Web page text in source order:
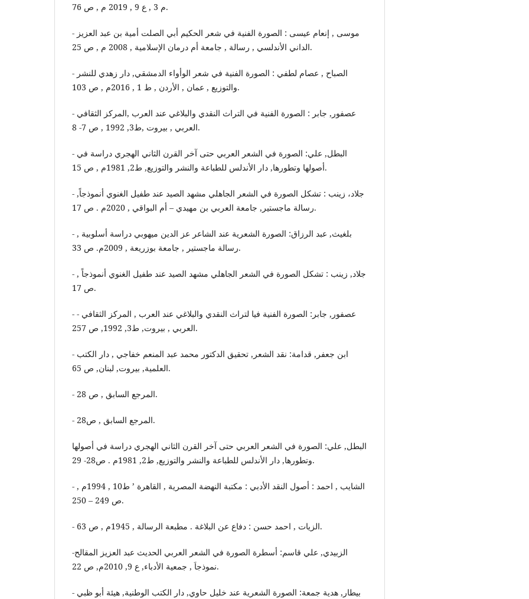
م 3 , ع 9 , 2019 م , ص 76.
- موسى , إنعام عيسى : الصورة الفنية في شعر الحكيم أبي الصلت أمية بن عبد العزيز
الداني الأندلسي , رسالة , جامعة أم درمان الإسلامية , 2008 م , ص 25.
- الصباح , عصام لطفي : الصورة الفنية في شعر الوأواء الدمشقي, دار زهدي للنشر
والتوزيع , عمان , الأردن , ط 1 , 2016م , ص 103.
- عصفور, جابر : الصورة الفنية في التراث النقدي والبلاغي عند العرب ,المركز الثقافي
العربي , بيروت ,ط3, 1992 , ص 7- 8.
- البطل, علي: الصورة في الشعر العربي حتى آخر القرن الثاني الهجري دراسة في
أصولها وتطورها, دار الأندلس للطباعة والنشر والتوزيع, ط2, 1981م , ص 15.
- جلاد، زينب : تشكل الصورة في الشعر الجاهلي مشهد الصيد عند طفيل الغنوي أنموذجاً,
رسالة ماجستير, جامعة العربي بن مهيدي – أم البواقي , 2020م . ص 17.
- بلغيث, عبد الرزاق: الصورة الشعرية عند الشاعر عز الدين ميهوبي دراسة أسلوبية ,
رسالة ماجستير , جامعة بوزريعة , 2009م. ص 33.
- جلاد, زينب : تشكل الصورة في الشعر الجاهلي مشهد الصيد عند طفيل الغنوي أنموذجاً ,
ص 17.
- - عصفور, جابر: الصورة الفنية فيا لتراث النقدي والبلاغي عند العرب , المركز الثقافي
العربي , بيروت, ط3, 1992, ص 257.
- ابن جعفر, قدامة: نقد الشعر, تحقيق الدكتور محمد عبد المنعم خفاجي , دار الكتب
العلمية, بيروت, لبنان, ص 65.
- المرجع السابق , ص 28.
- المرجع السابق , ص28.
البطل, علي: الصورة في الشعر العربي حتى آخر القرن الثاني الهجري دراسة في أصولها
وتطورها, دار الأندلس للطباعة والنشر والتوزيع, ط2, 1981م . ص28- 29.
- الشايب , احمد : أصول النقد الأدبي : مكتبة النهضة المصرية , القاهرة ’ ط10 , 1994م ,
ص 249 – 250.
- الزيات , احمد حسن : دفاع عن البلاغة . مطبعة الرسالة , 1945م , ص 63.
-الزبيدي, علي قاسم: أسطرة الصورة في الشعر العربي الحديث عبد العزيز المقالح
نموذجاَ , جمعية الأدباء, ع 9, 2010م, ص 22.
- بيطار, هدية جمعة: الصورة الشعرية عند خليل حاوي, دار الكتب الوطنية, هيئة أبو ظبي